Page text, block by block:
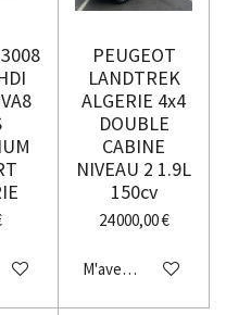
PEUGEOT
LANDTREK
ALGERIE 4x4
DOUBLE
CABINE
NIVEAU 2 1.9L
150cv
24 000,00 €
M'avertir si